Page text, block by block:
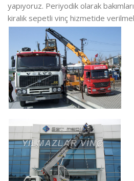
yapıyoruz. Periyodik olarak
kiralık sepetli vinç hizmetide